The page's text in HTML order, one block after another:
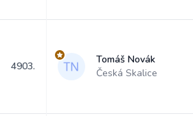
4903.
Tomáš Novák
Česká Skalice